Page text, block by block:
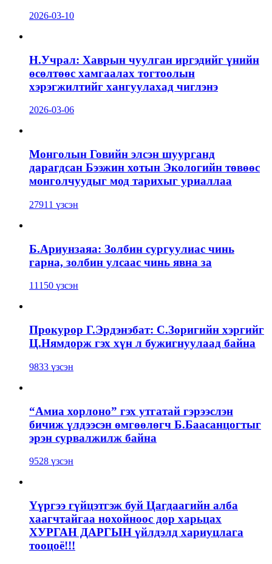
2026-03-10
Н.Учрал: Хаврын чуулган иргэдийг үнийн
өсөлтөөс хамгаалах тогтоолын
хэрэгжилтийг хангуулахад чиглэнэ
2026-03-06
Монголын Говийн элсэн шуурганд
дарагдсан Бээжин хотын Экологийн төвөөс
монголчуудыг мод тарихыг уриаллаа
27911 үзсэн
Б.Ариунзаяа: Золбин сургуулиас чинь
гарна, золбин улсаас чинь явна за
11150 үзсэн
Прокурор Г.Эрдэнэбат: С.Зоригийн хэргийг
Ц.Нямдорж гэх хүн л бужигнуулаад байна
9833 үзсэн
“Амиа хорлоно” гэх утгатай гэрээслэн
бичиж үлдээсэн өмгөөлөгч Б.Баасанцогтыг
эрэн сурвалжилж байна
9528 үзсэн
Үүргээ гүйцэтгэж буй Цагдаагийн алба
хаагчтайгаа нохойноос дор харьцах
ХУРГАН ДАРГЫН үйлдэлд хариуцлага
тооцоё!!!